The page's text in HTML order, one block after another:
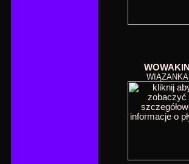
WOWAKIN
WIĄZANKA